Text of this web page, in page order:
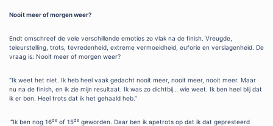
Nooit meer of morgen weer?
Endt omschreef de vele verschillende emoties zo vlak na de finish. Vreugde,
teleurstelling, trots, tevredenheid, extreme vermoeidheid, euforie en verslagenheid. De
vraag is: Nooit meer of morgen weer?
“Ik weet het niet. Ik heb heel vaak gedacht nooit meer, nooit meer, nooit meer. Maar
nu na de finish, en ik zie mijn resultaat. Ik was zo dichtbij… wie weet. Ik ben heel blij dat
ik er ben. Heel trots dat ik het gehaald heb.”
“Ik ben nog 16de of 15de geworden. Daar ben ik apetrots op dat ik dat gepresteerd